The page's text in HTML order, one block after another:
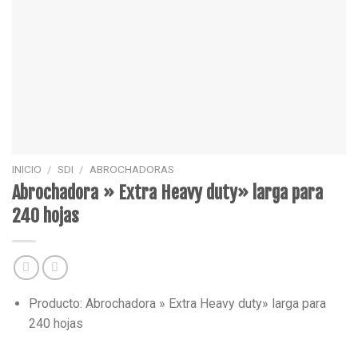
INICIO / SDI / ABROCHADORAS
Abrochadora » Extra Heavy duty» larga para
240 hojas
Producto: Abrochadora » Extra Heavy duty» larga para
240 hojas